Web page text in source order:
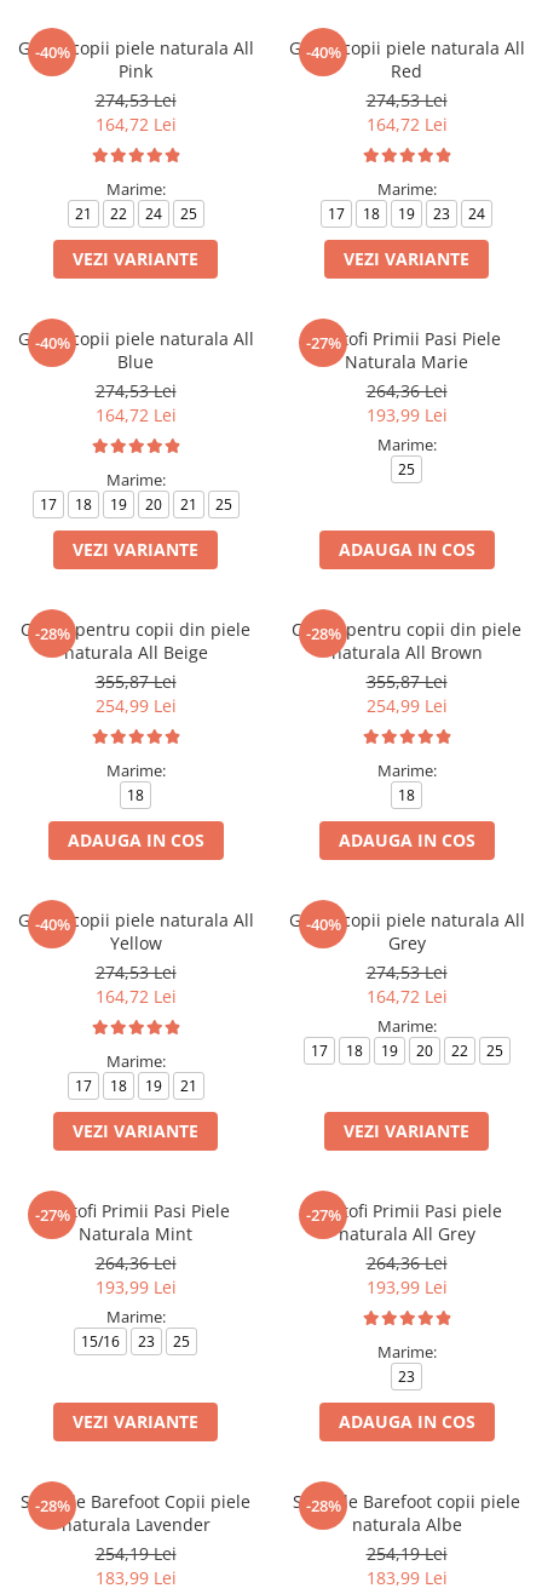
-40%
Ghete copii piele naturala All
Pink
274,53 Lei
164,72 Lei
Marime:
21 22 24 25
VEZI VARIANTE
-40%
Ghete copii piele naturala All
Red
274,53 Lei
164,72 Lei
Marime:
17 18 19 23 24
VEZI VARIANTE
-40%
Ghete copii piele naturala All
Blue
274,53 Lei
164,72 Lei
Marime:
17 18 19 20 21 25
VEZI VARIANTE
-27%
Pantofi Primii Pasi Piele
Naturala Marie
264,36 Lei
193,99 Lei
Marime:
25
ADAUGA IN COS
-28%
Cizme pentru copii din piele
naturala All Beige
355,87 Lei
254,99 Lei
Marime:
18
ADAUGA IN COS
-28%
Cizme pentru copii din piele
naturala All Brown
355,87 Lei
254,99 Lei
Marime:
18
ADAUGA IN COS
-40%
Ghete copii piele naturala All
Yellow
274,53 Lei
164,72 Lei
Marime:
17 18 19 21
VEZI VARIANTE
-40%
Ghete copii piele naturala All
Grey
274,53 Lei
164,72 Lei
Marime:
17 18 19 20 22 25
VEZI VARIANTE
-27%
Pantofi Primii Pasi Piele
Naturala Mint
264,36 Lei
193,99 Lei
Marime:
15/16 23 25
VEZI VARIANTE
-27%
Pantofi Primii Pasi piele
naturala All Grey
264,36 Lei
193,99 Lei
Marime:
23
ADAUGA IN COS
-28%
Sandale Barefoot Copii piele
naturala Lavender
254,19 Lei
183,99 Lei
-28%
Sandale Barefoot copii piele
naturala Albe
254,19 Lei
183,99 Lei